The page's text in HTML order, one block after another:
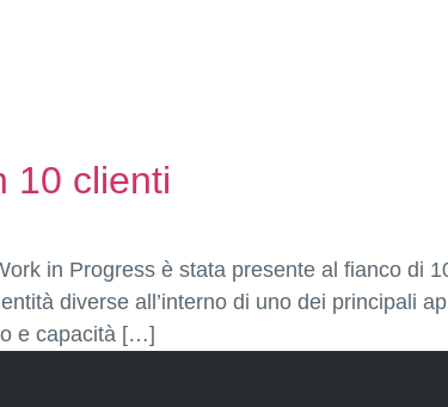
10 clienti
in Progress è stata presente al fianco di
diverse all’interno di uno dei principali
e capacità […]